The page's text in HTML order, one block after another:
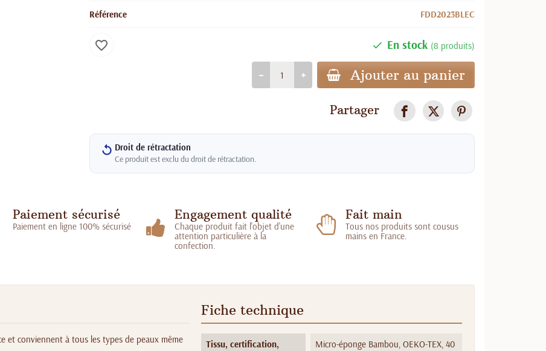
Référence FDD2023BLEC
En stock (8 produits)
Ajouter au panier
favorite_border
Partager
Droit de rétractation
Ce produit est exclu du droit de rétractation.
Paiement sécurisé
Paiement en ligne 100% sécurisé
Engagement qualité
Chaque produit fait l'objet d'une
attention particulière à la
confection.
Fait main
Tous nos produits sont cousus
mains en France.
et conviennent à tous les types de peaux même
Fiche technique
Tissu, certification,
Micro-éponge Bambou, OEKO-TEX, 40